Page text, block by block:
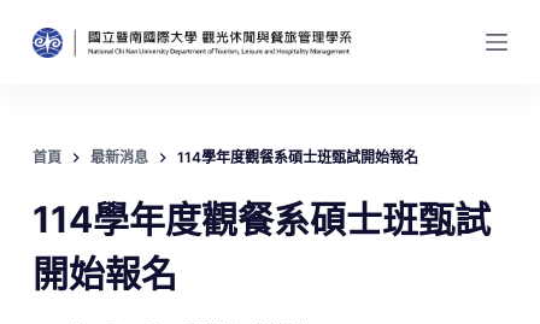
跳
至
內
首頁 最新消息 114學年度觀餐系碩士班甄試開始報名
114學年度觀餐系碩士班甄試
開始報名